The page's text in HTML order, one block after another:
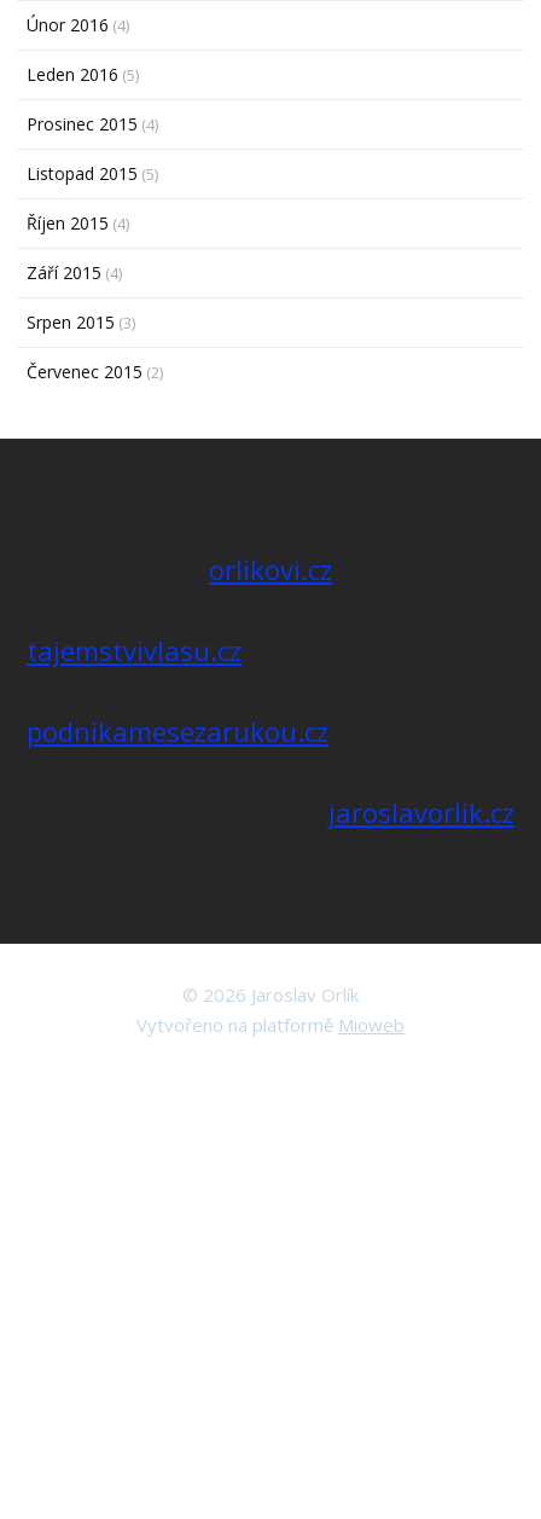
Únor 2016 (4)
Leden 2016 (5)
Prosinec 2015 (4)
Listopad 2015 (5)
Říjen 2015 (4)
Září 2015 (4)
Srpen 2015 (3)
Červenec 2015 (2)
orlikovi.cz
tajemstvivlasu.cz
podnikamesezarukou.cz
jaroslavorlik.cz
© 2026 Jaroslav Orlík
Vytvořeno na platformě Mioweb